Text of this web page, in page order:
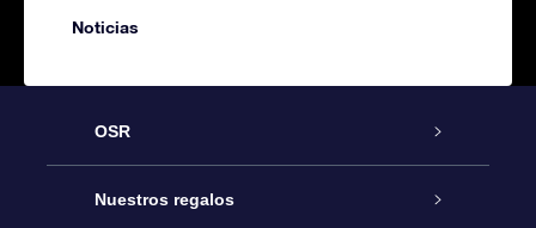
Noticias
OSR
Atención
Nuestros regalos